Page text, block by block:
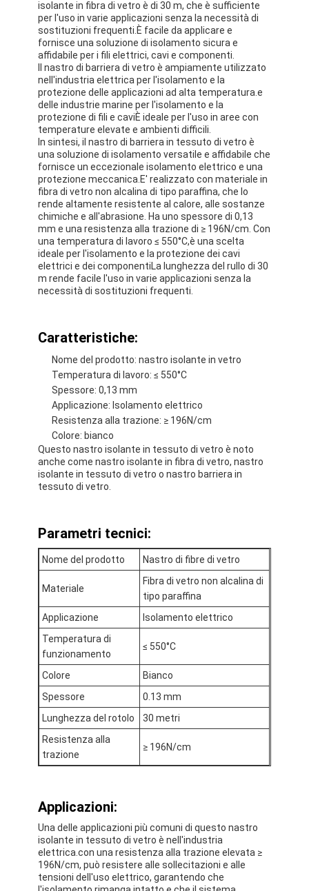
Prodotti
Circa noi
Giro della fabbrica
Controllo di qualità
Contattici
Nastro adesivo dell'isolamento
Nastro dell'isolamento del panno di vetro
Nastro adesivo del panno di vetro
Nastro adesivo del film del Polyimide
Nastro adesivo del di alluminio
isolante in fibra di vetro è di 30 m, che è sufficiente
per l'uso in varie applicazioni senza la necessità di
sostituzioni frequenti.È facile da applicare e
fornisce una soluzione di isolamento sicura e
affidabile per i fili elettrici, cavi e componenti.
Il nastro di barriera di vetro è ampiamente utilizzato
nell'industria elettrica per l'isolamento e la
protezione delle applicazioni ad alta temperatura.e
delle industrie marine per l'isolamento e la
protezione di fili e caviÈ ideale per l'uso in aree con
temperature elevate e ambienti difficili.
In sintesi, il nastro di barriera in tessuto di vetro è
una soluzione di isolamento versatile e affidabile che
fornisce un eccezionale isolamento elettrico e una
protezione meccanica.E' realizzato con materiale in
fibra di vetro non alcalina di tipo paraffina, che lo
rende altamente resistente al calore, alle sostanze
chimiche e all'abrasione. Ha uno spessore di 0,13
mm e una resistenza alla trazione di ≥ 196N/cm. Con
una temperatura di lavoro ≤ 550°C,è una scelta
ideale per l'isolamento e la protezione dei cavi
elettrici e dei componentiLa lunghezza del rullo di 30
m rende facile l'uso in varie applicazioni senza la
necessità di sostituzioni frequenti.
Caratteristiche:
Nome del prodotto: nastro isolante in vetro
Temperatura di lavoro: ≤ 550°C
Spessore: 0,13 mm
Applicazione: Isolamento elettrico
Resistenza alla trazione: ≥ 196N/cm
Colore: bianco
Questo nastro isolante in tessuto di vetro è noto
anche come nastro isolante in fibra di vetro, nastro
isolante in tessuto di vetro o nastro barriera in
tessuto di vetro.
Parametri tecnici:
Nome del prodotto Nastro di fibre di vetro
Materiale
Fibra di vetro non alcalina di
tipo paraffina
Applicazione
Isolamento elettrico
Temperatura di
funzionamento
≤ 550°C
Colore
Bianco
Spessore
0.13 mm
Lunghezza del rotolo
30 metri
Resistenza alla
trazione
≥ 196N/cm
Applicazioni:
Una delle applicazioni più comuni di questo nastro
isolante in tessuto di vetro è nell'industria
elettrica.con una resistenza alla trazione elevata ≥
196N/cm, può resistere alle sollecitazioni e alle
tensioni dell'uso elettrico, garantendo che